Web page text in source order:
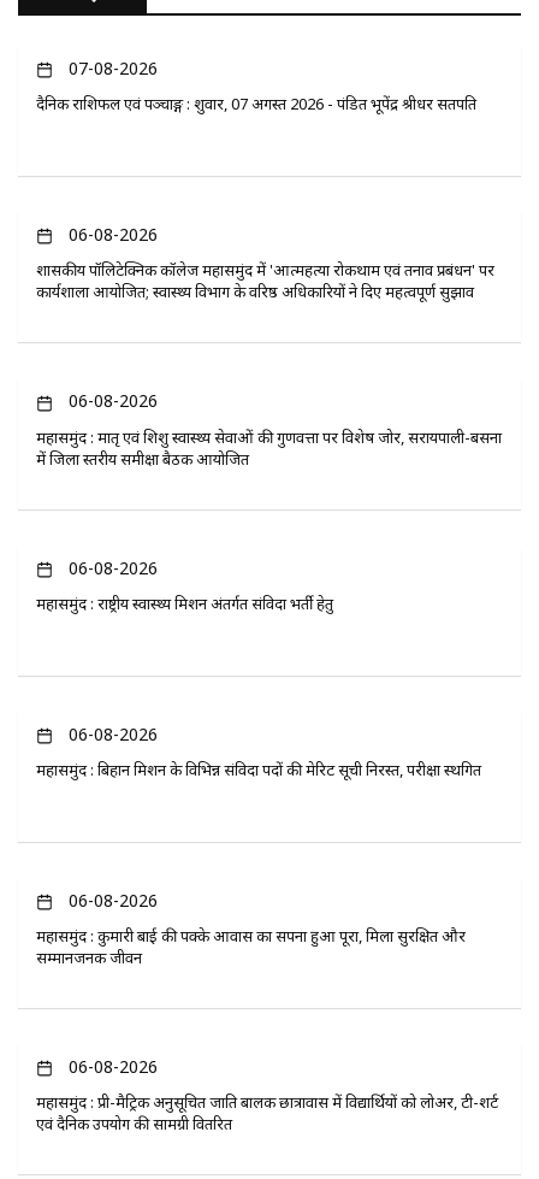
07-08-2026
दैनिक राशिफल एवं पञ्चाङ्ग : शुक्रवार, 07 अगस्त 2026 - पंडित भूपेंद्र श्रीधर सतपति
06-08-2026
​शासकीय पॉलिटेक्निक कॉलेज महासमुंद में 'आत्महत्या रोकथाम एवं तनाव प्रबंधन' पर
कार्यशाला आयोजित; स्वास्थ्य विभाग के वरिष्ठ अधिकारियों ने दिए महत्वपूर्ण सुझाव
06-08-2026
महासमुंद : मातृ एवं शिशु स्वास्थ्य सेवाओं की गुणवत्ता पर विशेष जोर, सरायपाली-बसना
में जिला स्तरीय समीक्षा बैठक आयोजित
06-08-2026
महासमुंद : राष्ट्रीय स्वास्थ्य मिशन अंतर्गत संविदा भर्ती हेतु
06-08-2026
महासमुंद : बिहान मिशन के विभिन्न संविदा पदों की मेरिट सूची निरस्त, परीक्षा स्थगित
06-08-2026
महासमुंद : कुमारी बाई की पक्के आवास का सपना हुआ पूरा, मिला सुरक्षित और
सम्मानजनक जीवन
06-08-2026
महासमुंद : प्री-मैट्रिक अनुसूचित जाति बालक छात्रावास में विद्यार्थियों को लोअर, टी-शर्ट
एवं दैनिक उपयोग की सामग्री वितरित